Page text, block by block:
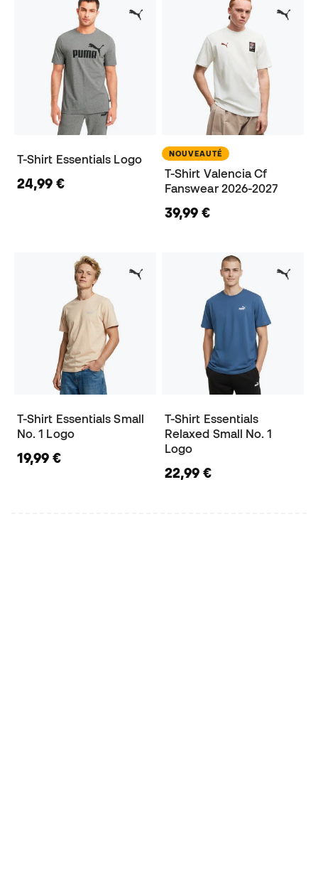
T-Shirt Essentials Logo
24,99 €
NOUVEAUTÉ
T-Shirt Valencia Cf
Fanswear 2026-2027
39,99 €
T-Shirt Essentials Small
No. 1 Logo
19,99 €
T-Shirt Essentials
Relaxed Small No. 1
Logo
22,99 €